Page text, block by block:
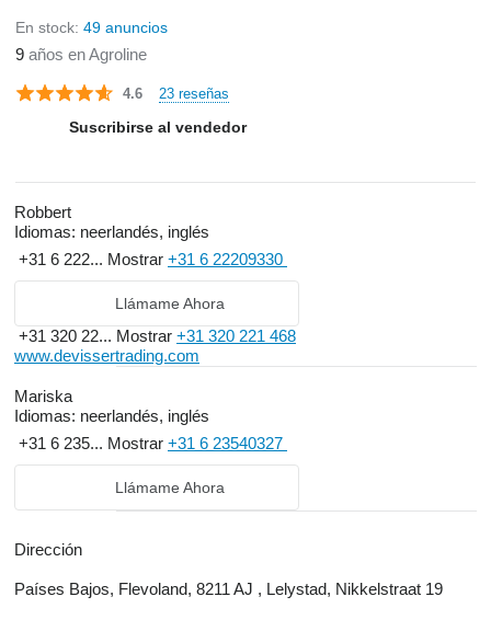
En stock: 49 anuncios
9 años en Agroline
4.6 23 reseñas
Suscribirse al vendedor
Robbert
Idiomas: neerlandés, inglés
+31 6 222... Mostrar +31 6 22209330
Llámame Ahora
+31 320 22... Mostrar +31 320 221 468
www.devissertrading.com
Mariska
Idiomas: neerlandés, inglés
+31 6 235... Mostrar +31 6 23540327
Llámame Ahora
Dirección
Países Bajos, Flevoland, 8211 AJ , Lelystad, Nikkelstraat 19